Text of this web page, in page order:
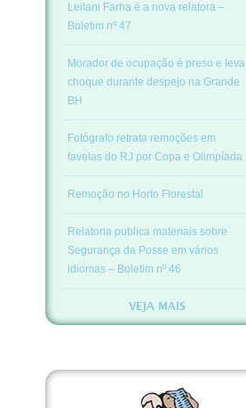
Leilani Farha é a nova relatora –
Boletim nº 47
Morador de ocupação é preso e leva
choque durante despejo na Grande
BH
Fotógrafo retrata remoções em
favelas do RJ por Copa e Olimpíada
Remoção no Horto Florestal
Relatoria publica materiais sobre
Segurança da Posse em vários
idiomas – Boletim nº 46
VEJA MAIS